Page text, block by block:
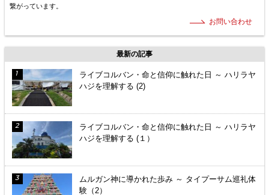
繋がっています。
お問い合わせ
最新の記事
ライブコルバン・命と信仰に触れた日 ～ ハリラヤ
ハジを理解する (2)
ライブコルバン・命と信仰に触れた日 ～ ハリラヤ
ハジを理解する (１）
ムルガン神に導かれた歩み ～ タイプーサム巡礼体
験（2）